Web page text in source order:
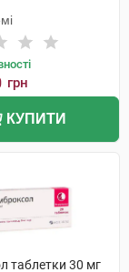
грн
КУПИТИ
таблетки 30 мг